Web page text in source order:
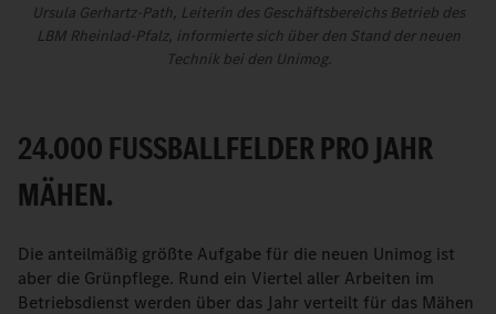
Ursula Gerhartz-Path, Leiterin des Geschäftsbereichs Betrieb des
LBM Rheinlad-Pfalz, informierte sich über den Stand der neuen
Technik bei den Unimog.
24.000 FUSSBALLFELDER PRO JAHR M
ÄHEN.
Die anteilmäßig größte Aufgabe für die neuen Unimog ist
aber die Grünpflege. Rund ein Viertel aller Arbeiten im
Betriebsdienst werden über das Jahr verteilt für das Mähen